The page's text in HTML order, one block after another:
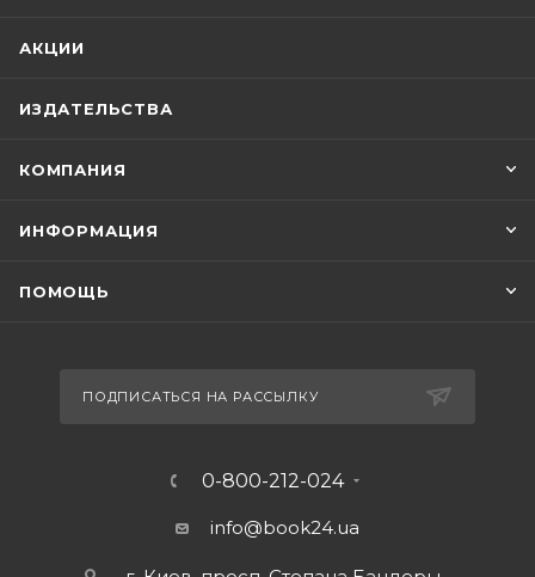
АКЦИИ
ИЗДАТЕЛЬСТВА
КОМПАНИЯ
ИНФОРМАЦИЯ
ПОМОЩЬ
ПОДПИСАТЬСЯ НА РАССЫЛКУ
0-800-212-024
info@book24.ua